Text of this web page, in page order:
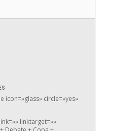
icon=»glass» circle=»yes»
linktarget=»»